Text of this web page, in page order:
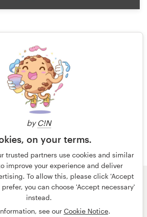
by C!N
on your terms.
trusted partners use cookies and similar
improve your experience and deliver
To allow this, please click 'Accept
prefer, you can choose 'Accept necessary'
instead.
see our Cookie Notice.
1 sur 13
99designs
par Vista
Confidentialité